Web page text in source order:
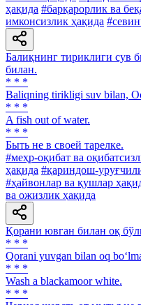
ҳақида #барқарорлик ва
имконсизлик ҳақида
Балиқнинг тириклиги сув
билан.
* * *
Baliqning tirikligi suv bilan,
* * *
A fish out of water.
* * *
Быть не в своей тарелке.
#меҳр-оқибат ва
ҳақида #қариндош-
#ҳайвонлар ва қушлар
ва ожизлик ҳақида
Қорани ювган билан оқ
* * *
Qorani yuvgan bilan oq
* * *
Wash a blackamoor white.
* * *